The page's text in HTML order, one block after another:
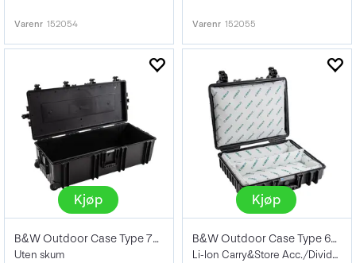
Varenr 152054 Varenr 152055
Kjøp
B&W Outdoor Case Type 7300, Empty, Black
Uten skum
Kjøp
B&W Outdoor Case Type 6040
Li-Ion Carry&Store Acc./Divider For Case